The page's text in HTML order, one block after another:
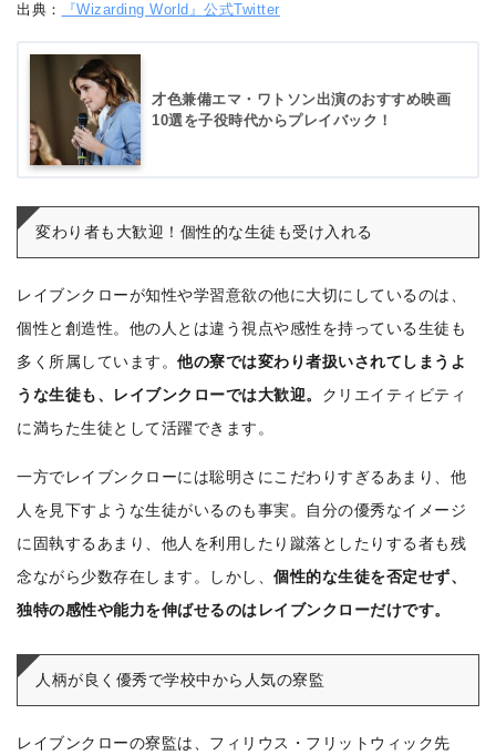
出典： 『Wizarding World』公式Twitter
才色兼備エマ・ワトソン出演のおすすめ映画
10選を子役時代からプレイバック！
変わり者も大歓迎！個性的な生徒も受け入れる
レイブンクローが知性や学習意欲の他に大切にしているのは、
個性と創造性。他の人とは違う視点や感性を持っている生徒も
多く所属しています。他の寮では変わり者扱いされてしまうよ
うな生徒も、レイブンクローでは大歓迎。 クリエイティビティ
に満ちた生徒として活躍できます。
一方でレイブンクローには聡明さにこだわりすぎるあまり、他
人を見下すような生徒がいるのも事実。自分の優秀なイメージ
に固執するあまり、他人を利用したり蹴落としたりする者も残
念ながら少数存在します。しかし、個性的な生徒を否定せず、
独特の感性や能力を伸ばせるのはレイブンクローだけです。
人柄が良く優秀で学校中から人気の寮監
レイブンクローの寮監は、フィリウス・フリットウィック先